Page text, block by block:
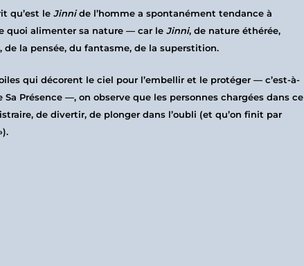
qu’est le Jinnide l’homme a spontanément tendance à
quoi alimenter sa nature — car le Jinni, de nature éthérée,
la pensée, du fantasme, de la superstition.
qui décorent le ciel pour l’embellir et le protéger — c’est-à-
Présence —, on observe que les personnes chargées dans ce
de divertir, de plonger dans l’oubli (et qu’on finit par